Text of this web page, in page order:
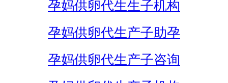
孕妈供卵代生生子机构
孕妈供卵代生产子助孕
孕妈供卵代生产子咨询